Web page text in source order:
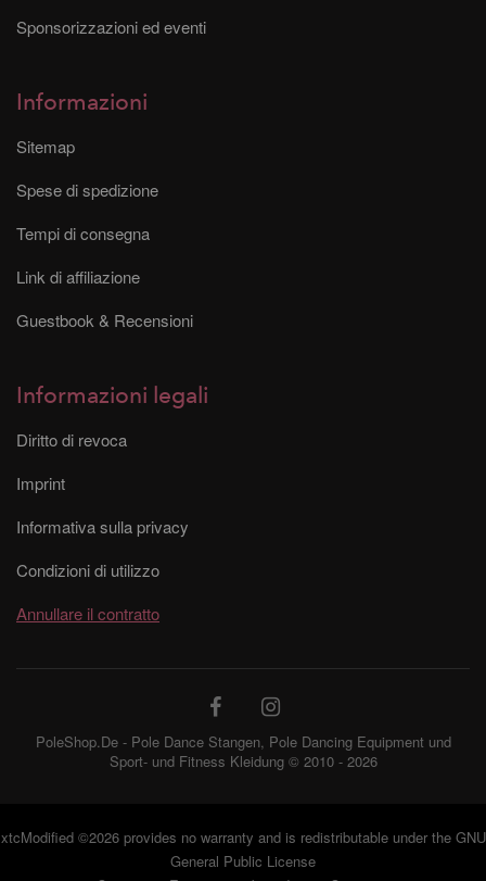
Sponsorizzazioni ed eventi
Informazioni
Sitemap
Spese di spedizione
Tempi di consegna
Link di affiliazione
Guestbook & Recensioni
Informazioni legali
Diritto di revoca
Imprint
Informativa sulla privacy
Condizioni di utilizzo
Annullare il contratto
PoleShop.De - Pole Dance Stangen, Pole Dancing Equipment und
Sport- und Fitness Kleidung © 2010 - 2026
xtcModified©2026 provides no warranty and is redistributable under the GNU
General Public License